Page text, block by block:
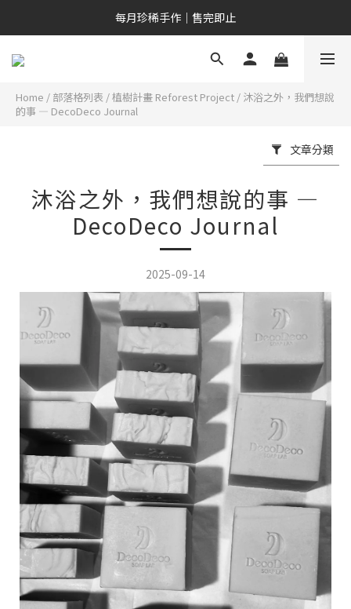
新會員專屬｜NT$200 購物金
每月珍稀手作｜售完即止
新會員專屬｜NT$200 購物金
Home / 部落格列表 /植樹計畫 Reforest Project / 沐浴之外，我們想說
的事 — DecoDeco Journal
文章分類
沐浴之外，我們想說的事 —
DecoDeco Journal
2025-09-14